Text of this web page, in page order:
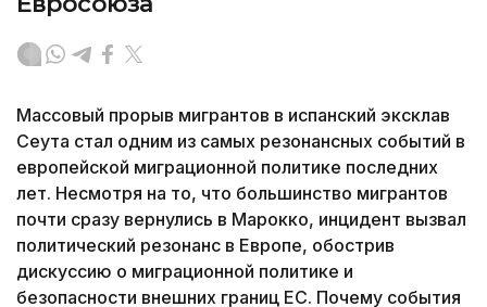
Массовый прорыв мигрантов в испанский эксклав
Сеута стал одним из самых резонансных событий в
европейской миграционной политике последних
лет. Несмотря на то, что большинство мигрантов
почти сразу вернулись в Марокко, инцидент вызвал
политический резонанс в Европе, обострив
дискуссию о миграционной политике и
безопасности внешних границ ЕС. Почему события